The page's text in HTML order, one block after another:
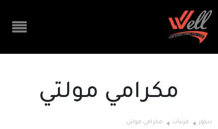
مكرامي مولتي
ديكور قرنيات مكرامي مولتي